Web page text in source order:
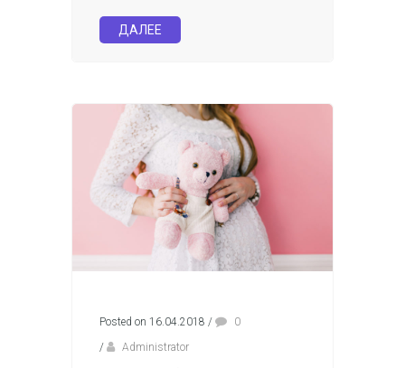
ДАЛЕЕ
Posted on 16.04.2018 /
0
/
Administrator